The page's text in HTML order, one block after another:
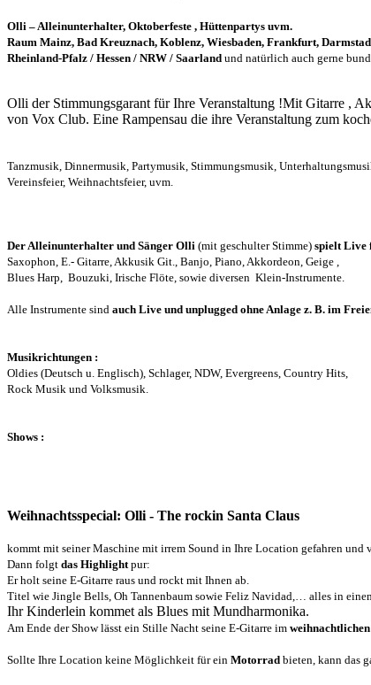
Olli – Alleinunterhalter, Oktoberfeste , Hüttenpartys uvm.
Raum Mainz, Bad Kreuznach, Koblenz, Wiesbaden, Frankfurt,
Rheinland-Pfalz / Hessen / NRW / Saarland und natürlich auch gerne
Olli der Stimmungsgarant für Ihre Veranstaltung !Mit Gitarre ,
von Vox Club. Eine Rampensau die ihre Veranstaltung zum
Tanzmusik, Dinnermusik, Partymusik, Stimmungsmusik,
Vereinsfeier, Weihnachtsfeier, uvm.
Der Alleinunterhalter und Sänger Olli (mit geschulter Stimme) spielt Live
Saxophon, E.- Gitarre, Akkusik Git., Banjo, Piano, Akkordeon, Geige ,
Blues Harp,
Bouzuki, Irische Flöte, sowie diversen Klein-Instrumente.
Alle Instrumente sind auch Live und unplugged ohne Anlage z. B. im
Musikrichtungen :
Oldies (Deutsch u. Englisch), Schlager, NDW, Evergreens, Country Hits,
Rock Musik und Volksmusik.
Shows :
Weihnachtsspecial: Olli - The rockin Santa Claus
kommt mit seiner Maschine mit irrem Sound in Ihre Location gefahren und
Dann folgt das Highlight pur:
Er holt seine E-Gitarre raus und rockt mit Ihnen ab.
Titel wie Jingle Bells, Oh Tannenbaum sowie Feliz Navidad,… alles in
Ihr Kinderlein kommet als Blues mit Mundharmonika.
Am Ende der Show lässt ein Stille Nacht seine E-Gitarre im
Sollte Ihre Location keine Möglichkeit für ein Motorrad bieten, kann das